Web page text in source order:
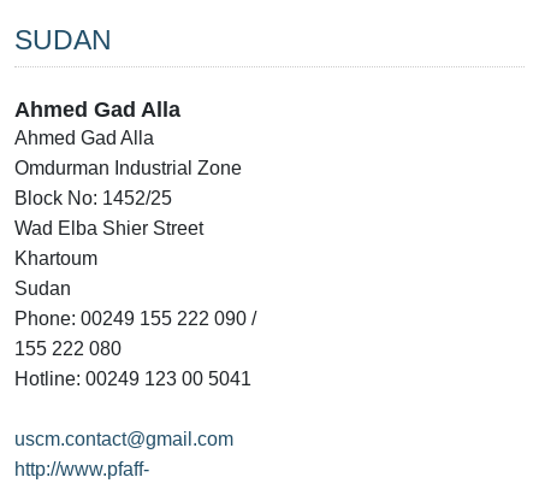
SUDAN
Ahmed Gad Alla
Ahmed Gad Alla
Omdurman Industrial Zone
Block No: 1452/25
Wad Elba Shier Street
Khartoum
Sudan
Phone: 00249 155 222 090 /
155 222 080
Hotline: 00249 123 00 5041
uscm.contact@gmail.com
http://www.pfaff-